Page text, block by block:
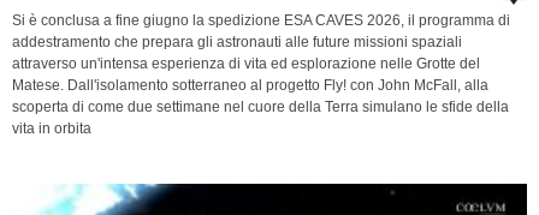
Si è conclusa a fine giugno la spedizione ESA CAVES 2026, il programma di
addestramento che prepara gli astronauti alle future missioni spaziali
attraverso un'intensa esperienza di vita ed esplorazione nelle Grotte del
Matese. Dall'isolamento sotterraneo al progetto Fly! con John McFall, alla
scoperta di come due settimane nel cuore della Terra simulano le sfide della
vita in orbita